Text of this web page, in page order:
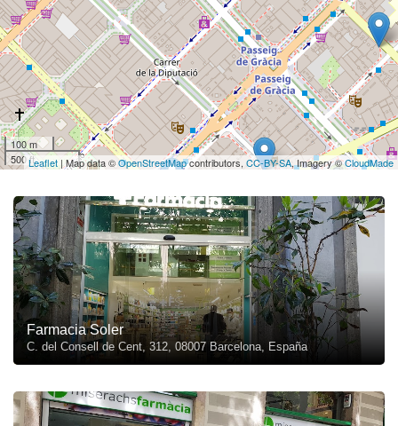
100 m
500 ftLeaflet | Map data ©OpenStreetMapcontributors, CC-BY-SA, Imagery ©CloudMade
Farmacia Soler
C. del Consell de Cent, 312, 08007 Barcelona, España